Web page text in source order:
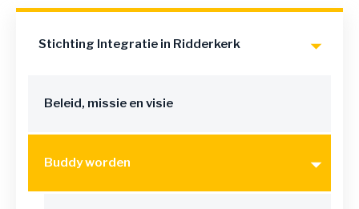
Stichting Integratie in Ridderkerk
Beleid, missie en visie
Buddy worden